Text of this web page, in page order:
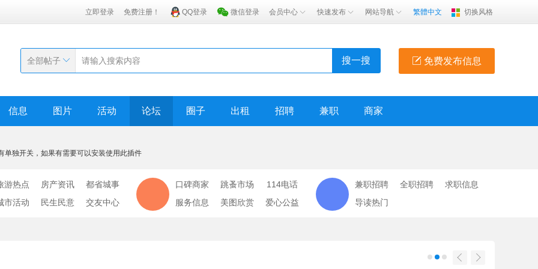
立即登录 免费注册！ QQ登录 微信登录 会员中心 快速发布 网站导航 繁體中文 切换风格
免费发布信息
全部帖子 搜一搜
信息 图片 活动 论坛 圈子 出租 招聘 兼职 商家
单独开关，如果有需要可以安装使用此插件
游热点 房产资讯
都省城事
市活动
民生民意 交友中心
口碑商家 跳蚤市场
114电话
服务信息
美图欣赏 爱心公益
兼职招聘 全职招聘
求职信息
导读热门